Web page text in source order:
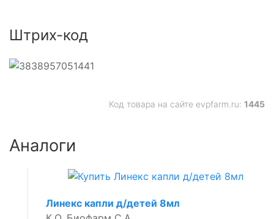
Штрих-код
Код товара на сайте evpfarm.ru: 1445
Аналоги
Линекс капли д/детей 8мл